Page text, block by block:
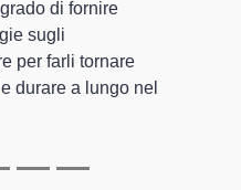
di fornire
sugli
per farli tornare
durare a lungo nel